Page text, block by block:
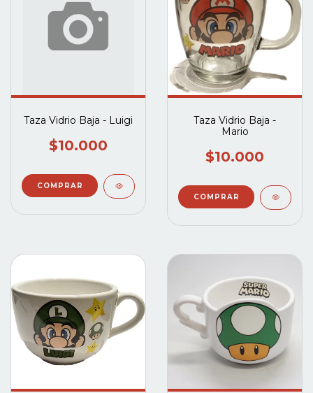
Taza Vidrio Baja - Luigi
$10.000
Taza Vidrio Baja -
Mario
$10.000